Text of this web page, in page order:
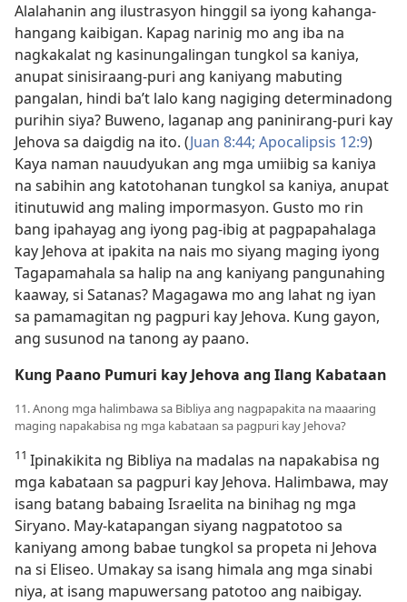
Alalahanin ang ilustrasyon hinggil sa iyong kahanga-
hangang kaibigan. Kapag narinig mo ang iba na
nagkakalat ng kasinungalingan tungkol sa kaniya,
anupat sinisiraang-puri ang kaniyang mabuting
pangalan, hindi ba’t lalo kang nagiging determinadong
purihin siya? Buweno, laganap ang paninirang-puri kay
Jehova sa daigdig na ito. (Juan 8:44; Apocalipsis 12:9)
Kaya naman nauudyukan ang mga umiibig sa kaniya
na sabihin ang katotohanan tungkol sa kaniya, anupat
itinutuwid ang maling impormasyon. Gusto mo rin
bang ipahayag ang iyong pag-ibig at pagpapahalaga
kay Jehova at ipakita na nais mo siyang maging iyong
Tagapamahala sa halip na ang kaniyang pangunahing
kaaway, si Satanas? Magagawa mo ang lahat ng iyan
sa pamamagitan ng pagpuri kay Jehova. Kung gayon,
ang susunod na tanong ay paano.
Kung Paano Pumuri kay Jehova ang Ilang Kabataan
11. Anong mga halimbawa sa Bibliya ang nagpapakita na maaaring
maging napakabisa ng mga kabataan sa pagpuri kay Jehova?
11 Ipinakikita ng Bibliya na madalas na napakabisa ng
mga kabataan sa pagpuri kay Jehova. Halimbawa, may
isang batang babaing Israelita na binihag ng mga
Siryano. May-katapangan siyang nagpatotoo sa
kaniyang among babae tungkol sa propeta ni Jehova
na si Eliseo. Umakay sa isang himala ang mga sinabi
niya, at isang mapuwersang patotoo ang naibigay.